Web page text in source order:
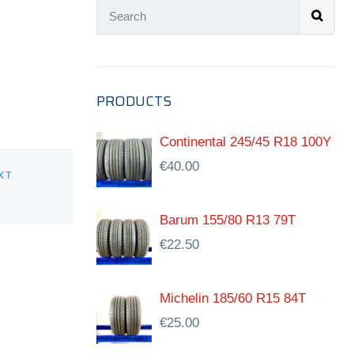
PRODUCTS
Continental 245/45 R18 100Y
€40.00
Barum 155/80 R13 79T
€22.50
Michelin 185/60 R15 84T
€25.00